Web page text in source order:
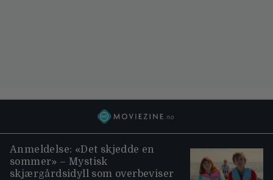
Anmeldelse: «Det skjedde en
sommer» – Mystisk
skjærgårdsidyll som overbeviser